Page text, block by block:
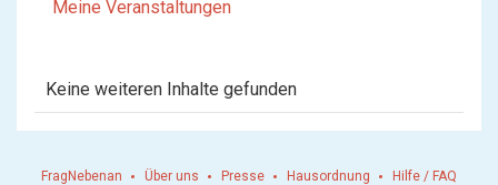
Meine Veranstaltungen
Keine weiteren Inhalte gefunden
FragNebenan Über uns Presse Hausordnung
Hilfe / FAQ